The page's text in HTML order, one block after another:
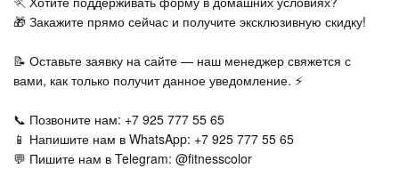
🎁 Закажите прямо сейчас и получите эксклюзивную скидку!
📝 Оставьте заявку на сайте — наш менеджер свяжется с
вами, как только получит данное уведомление. ⚡
📞 Позвоните нам: +7 925 777 55 65
📱 Напишите нам в WhatsApp: +7 925 777 55 65
💬 Пишите нам в Telegram: @fitnesscolor